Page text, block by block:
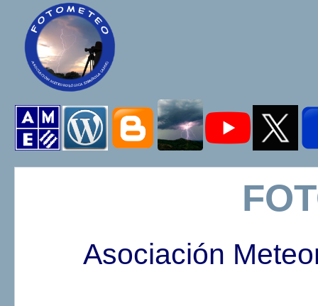
Asociación